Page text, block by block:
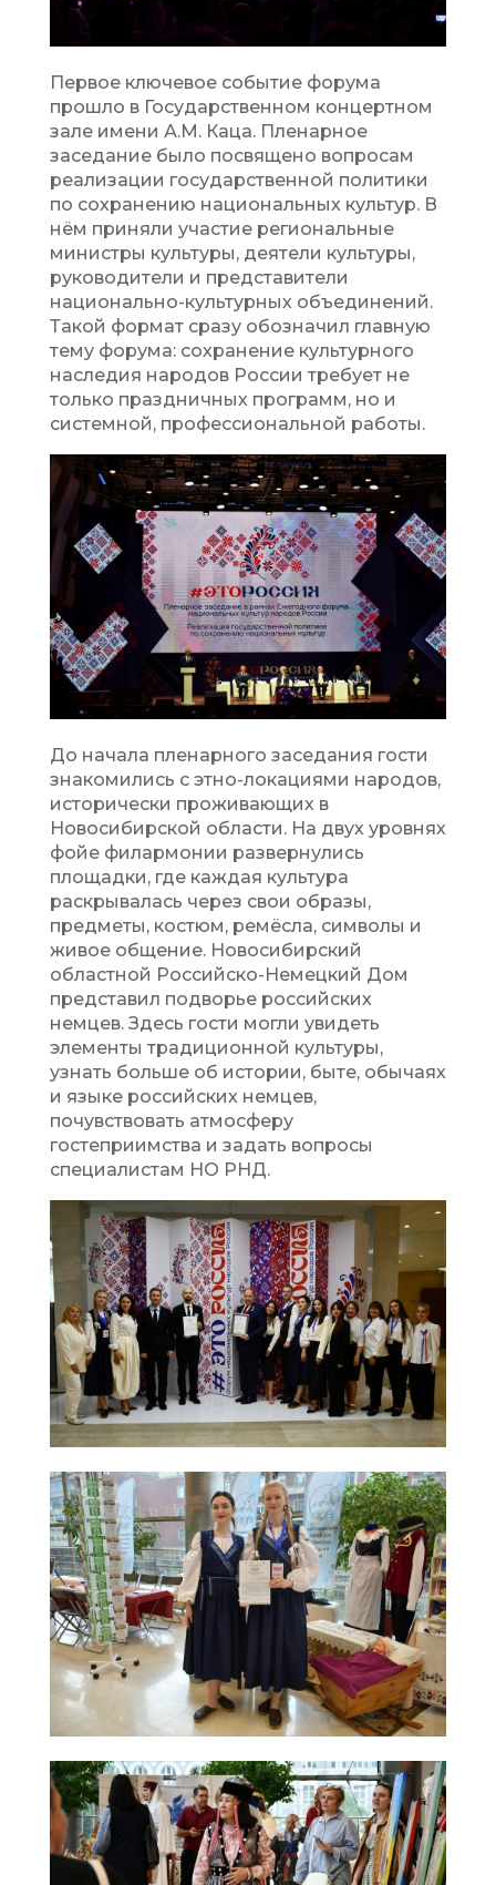
Первое ключевое событие форума
прошло в Государственном концертном
зале имени А.М. Каца. Пленарное
заседание было посвящено вопросам
реализации государственной политики
по сохранению национальных культур. В
нём приняли участие региональные
министры культуры, деятели культуры,
руководители и представители
национально-культурных объединений.
Такой формат сразу обозначил главную
тему форума: сохранение культурного
наследия народов России требует не
только праздничных программ, но и
системной, профессиональной работы.
До начала пленарного заседания гости
знакомились с этно-локациями народов,
исторически проживающих в
Новосибирской области. На двух уровнях
фойе филармонии развернулись
площадки, где каждая культура
раскрывалась через свои образы,
предметы, костюм, ремёсла, символы и
живое общение. Новосибирский
областной Российско-Немецкий Дом
представил подворье российских
немцев. Здесь гости могли увидеть
элементы традиционной культуры,
узнать больше об истории, быте, обычаях
и языке российских немцев,
почувствовать атмосферу
гостеприимства и задать вопросы
специалистам НО РНД.